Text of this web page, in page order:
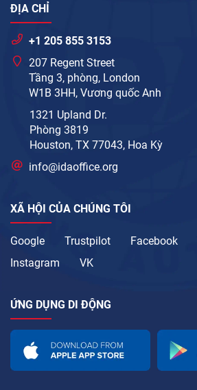
ĐỊA CHỈ
+1 205 855 3153
207 Regent Street
Tầng 3, phòng, London
W1B 3HH, Vương quốc Anh
1321 Upland Dr.
Phòng 3819
Houston, TX 77043, Hoa Kỳ
info@idaoffice.org
XÃ HỘI CỦA CHÚNG TÔI
Google Trustpilot Facebook
Instagram
VK
ỨNG DỤNG DI ĐỘNG